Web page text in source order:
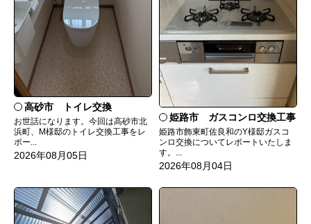
高砂市 トイレ交換
お世話になります。今回は高砂市北
浜町、M様邸のトイレ交換工事をレ
ポー...
2026年08月05日
姫路市 ガスコンロ交換工事
姫路市飾東町佐良和のY様邸ガスコ
ンロ交換についてレポートいたしま
す。...
2026年08月04日